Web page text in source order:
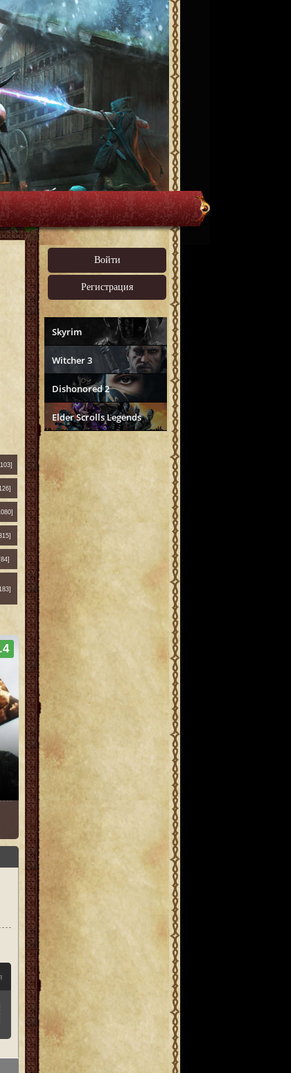
Войти
Регистрация
Skyrim
Witcher 3
Dishonored 2
Elder Scrolls Legends
[84]